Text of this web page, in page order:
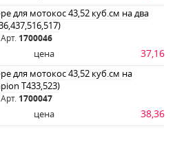
для мотокос 43,52 куб.см на два
Арт. 1700046
цена 37,16
для мотокос 43,52 куб.см на
T433,523)
Арт. 1700047
цена 38,36